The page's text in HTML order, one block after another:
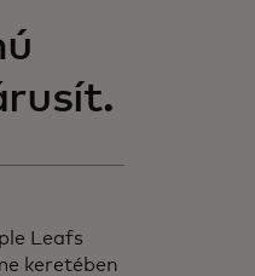
Leafs
keretében